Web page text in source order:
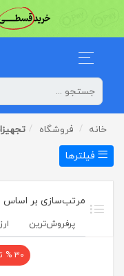
خانه فروشگاه
فیلترها
پرفروش‌ترین‌
30 % تخفیف